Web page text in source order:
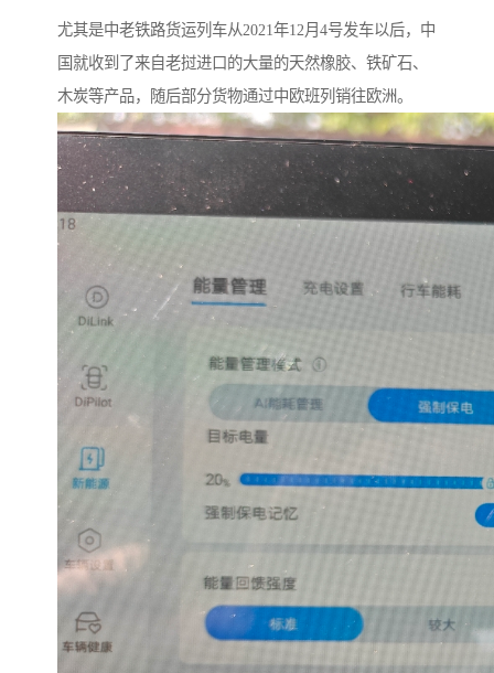
尤其是中老铁路货运列车从2021年12月4号发车以后，中
国就收到了来自老挝进口的大量的天然橡胶、铁矿石、
木炭等产品，随后部分货物通过中欧班列销往欧洲。